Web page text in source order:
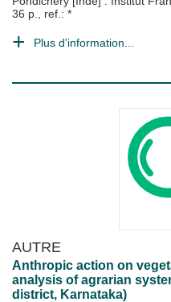
36 p., ref.: *
Plus d'information...
AUTRE
Anthropic action on
analysis of agrarian
district, Karnataka)